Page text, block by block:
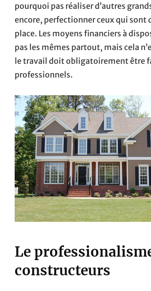
pourquoi pas réaliser d’autres
encore, perfectionner ceux qui sont
place. Les moyens financiers à
pas les mêmes partout, mais cela
le travail doit obligatoirement être
professionnels.
Le
constructeurs